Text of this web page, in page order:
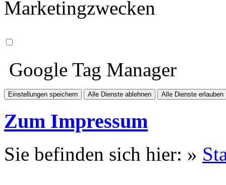
Marketingzwecken
Google Tag Manager
Einstellungen speichern Alle Dienste ablehnen Alle Dienste erlauben
Zum Impressum
Sie befinden sich hier: »